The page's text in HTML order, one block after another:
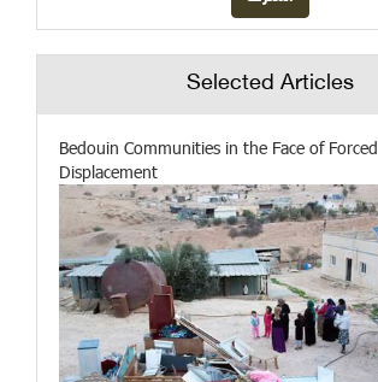
Selected Articles
Bedouin Communities in the Face of Forced
Displacement